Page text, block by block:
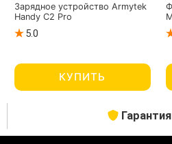
Зарядное устройство Armytek
Handy C2 Pro
5.0
КУПИТЬ